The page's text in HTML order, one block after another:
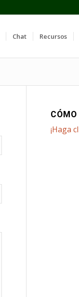
Chat Recursos
¡Haga